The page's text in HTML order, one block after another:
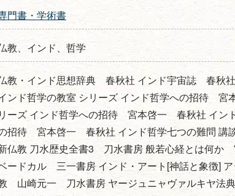
門書・学術書
教、インド、哲学
教・インド思想辞典 春秋社 インド宇宙誌 春秋
ンド哲学の教室 シリーズ インド哲学への招待
リーズ インド哲学への招待 宮本啓一 春秋社 イン
招待 宮本啓一 春秋社 インド哲学七つの難問
仏教 刀水歴史全書3 刀水書房 般若心経とは何
ードカル 三一書房 インド・アート[神話と象徴]
山崎元一 刀水書房 ヤージュニャヴァルキヤ法